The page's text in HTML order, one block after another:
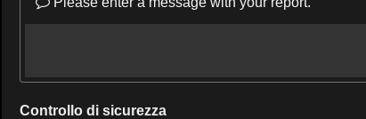
Controllo di sicurezza